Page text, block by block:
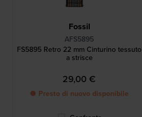
Fossil
AFS5895
FS5895 Retro 22 mm Cinturino tessuto
a strisce
29,00 €
● Presto di nuovo disponibile